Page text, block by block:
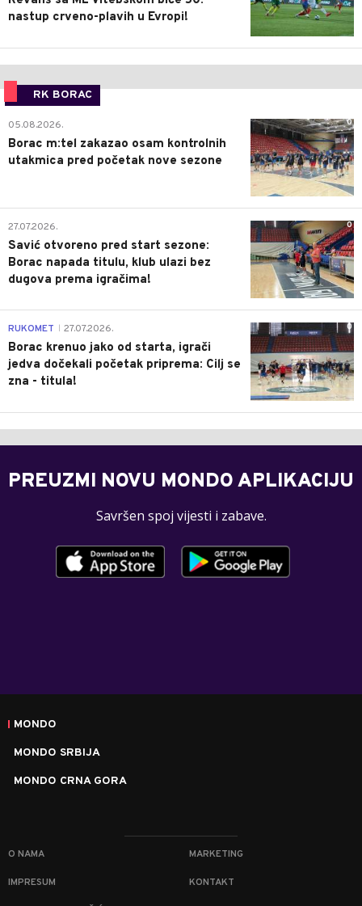
nastup crveno-plavih u Evropi!
RK BORAC
0
05.08.2026.
Borac m:tel zakazao osam kontrolnih
utakmica pred početak nove sezone
0
27.07.2026.
Savić otvoreno pred start sezone:
Borac napada titulu, klub ulazi bez
dugova prema igračima!
0
RUKOMET 27.07.2026.
Borac krenuo jako od starta, igrači
jedva dočekali početak priprema: Cilj se
zna - titula!
PREUZMI NOVU MONDO APLIKACIJU
Savršen spoj vijesti i zabave.
MONDO
MONDO SRBIJA
MONDO CRNA GORA
O NAMA MARKETING
IMPRESUM KONTAKT